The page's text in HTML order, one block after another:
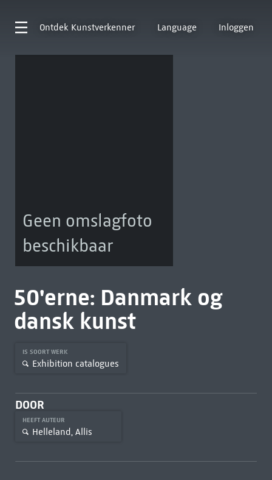
Ontdek Kunstverkenner Language Inloggen
Geen omslagfoto
beschikbaar
50'erne: Danmark og
dansk kunst
IS SOORT WERK
Exhibition catalogues
DOOR
HEEFT AUTEUR
Helleland, Allis